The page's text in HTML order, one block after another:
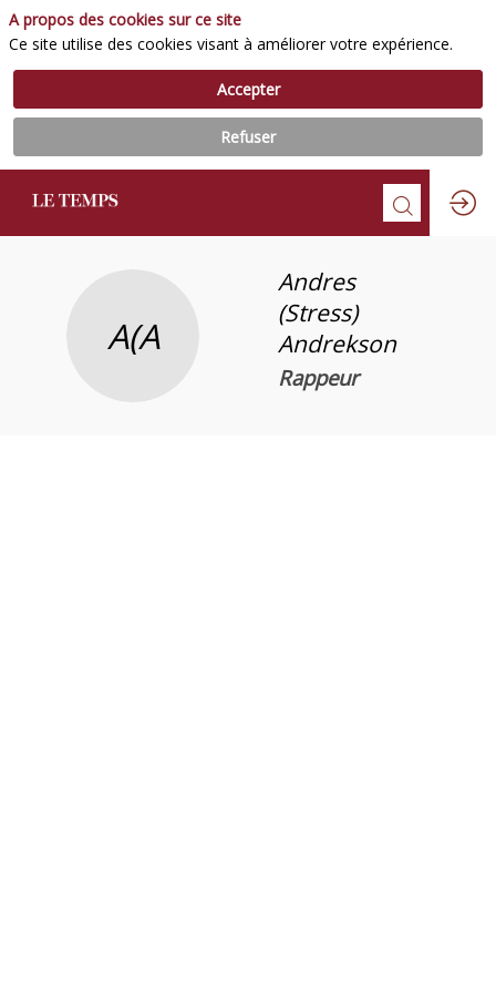
A(A
Andres
(Stress)
Andrekson
Rappeur
A propos des cookies sur ce site
Ce site utilise des cookies visant à améliorer votre expérience.
Accepter
Refuser